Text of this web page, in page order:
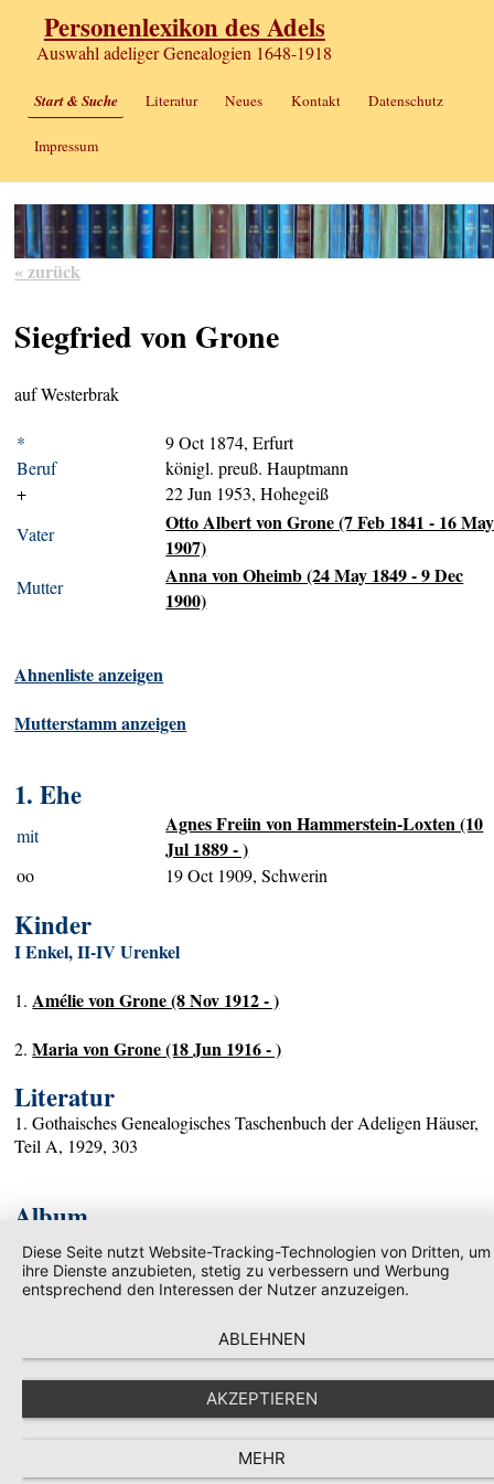
Personenlexikon des Adels
Auswahl adeliger Genealogien 1648-1918
Start & Suche Literatur Neues Kontakt Datenschutz
Impressum
« zurück
Siegfried von Grone
auf Westerbrak
*
9 Oct 1874, Erfurt
Beruf
königl. preuß. Hauptmann
+
22 Jun 1953, Hohegeiß
Vater
Otto Albert von Grone (7 Feb 1841 - 16 May
1907)
Mutter
Anna von Oheimb (24 May 1849 - 9 Dec
1900)
Ahnenliste anzeigen
Mutterstamm anzeigen
1. Ehe
mit
Agnes Freiin von Hammerstein-Loxten (10
Jul 1889 - )
oo 19 Oct 1909, Schwerin
Kinder
I Enkel, II-IV Urenkel
1.Amélie von Grone (8 Nov 1912 - )
2.Maria von Grone (18 Jun 1916 - )
Literatur
1. Gothaisches Genealogisches Taschenbuch der Adeligen Häuser,
Teil A, 1929, 303
Album
Grone
Literatur und Wappenbeschreibung im Adelslexikon.com
Diese Seite nutzt Website-Tracking-Technologien von Dritten, um
ihre Dienste anzubieten, stetig zu verbessern und Werbung
entsprechend den Interessen der Nutzer anzuzeigen.
ABLEHNEN
AKZEPTIEREN
MEHR